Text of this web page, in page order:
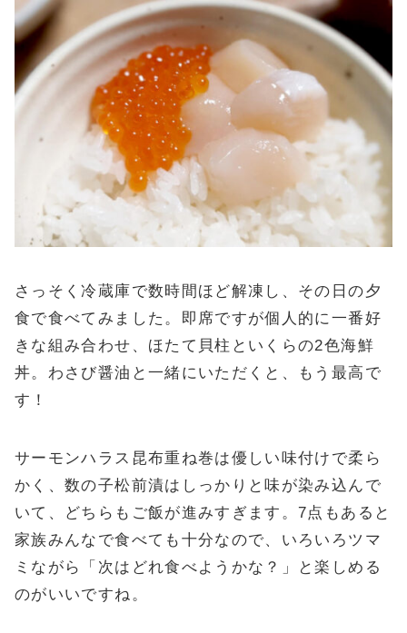
さっそく冷蔵庫で数時間ほど解凍し、その日の夕
食で食べてみました。即席ですが個人的に一番好
きな組み合わせ、ほたて貝柱といくらの2色海鮮
丼。わさび醤油と一緒にいただくと、もう最高で
す！
サーモンハラス昆布重ね巻は優しい味付けで柔ら
かく、数の子松前漬はしっかりと味が染み込んで
いて、どちらもご飯が進みすぎます。7点もあると
家族みんなで食べても十分なので、いろいろツマ
ミながら「次はどれ食べようかな？」と楽しめる
のがいいですね。